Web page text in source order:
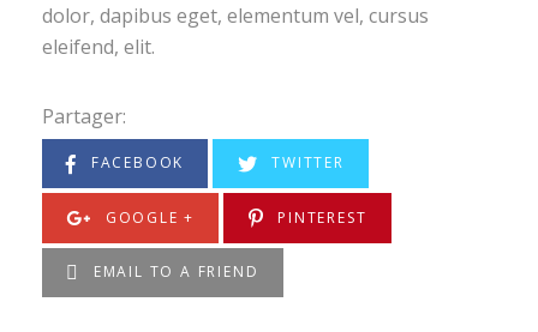
dolor, dapibus eget, elementum vel, cursus
eleifend, elit.
Partager:
FACEBOOK TWITTER
GOOGLE + PINTEREST
EMAIL TO A FRIEND